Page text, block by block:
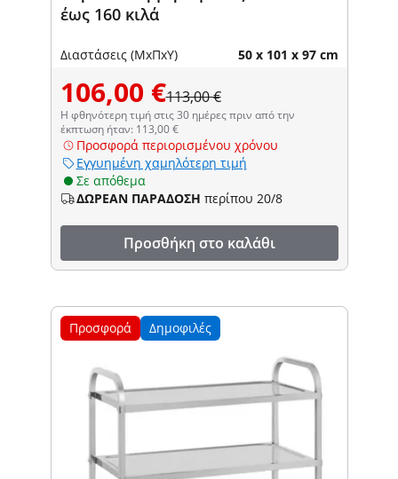
έως 160 κιλά
Διαστάσεις (ΜxΠxΥ) 50 x 101 x 97 cm
106,00 €113,00 €
Η φθηνότερη τιμή στις 30 ημέρες πριν από την
έκπτωση ήταν: 113,00 €
Προσφορά περιορισμένου χρόνου
Εγγυημένη χαμηλότερη τιμή
Σε απόθεμα
ΔΩΡΕΑΝ ΠΑΡΑΔΟΣΗ περίπου 20/8
Προσθήκη στο καλάθι
Προσφορά Δημοφιλές